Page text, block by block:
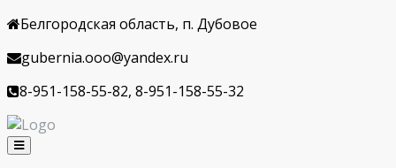
Белгородская область, п. Дубовое
gubernia.ooo@yandex.ru
8-951-158-55-82, 8-951-158-55-32